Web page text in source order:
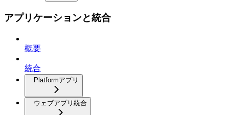
アプリケーションと統合
概要
統合
Platformアプリ
ウェブアプリ統合